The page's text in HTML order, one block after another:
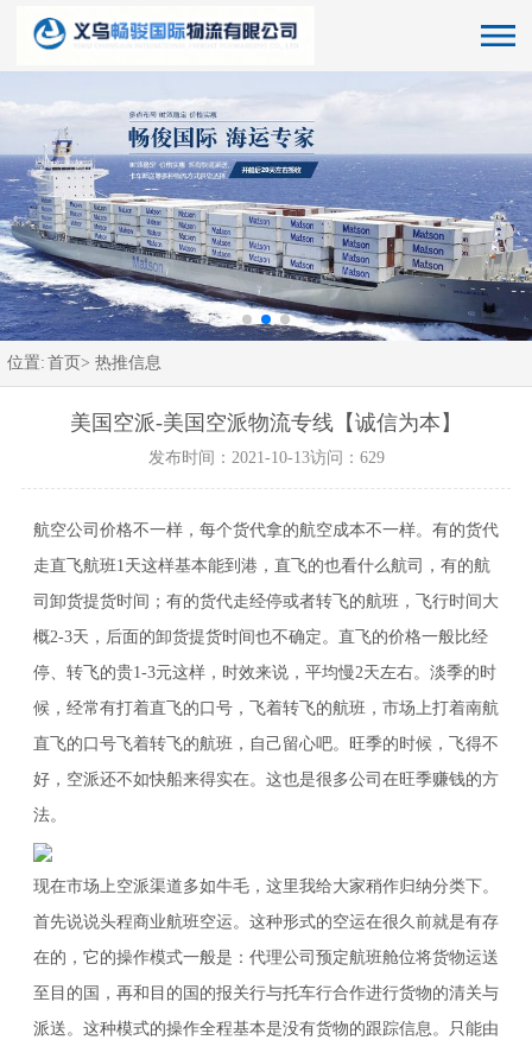
位置: 首页> 热推信息
美国空派-美国空派物流专线【诚信为本】
发布时间：2021-10-13访问：629
航空公司价格不一样，每个货代拿的航空成本不一样。有的货代
走直飞航班1天这样基本能到港，直飞的也看什么航司，有的航
司卸货提货时间；有的货代走经停或者转飞的航班，飞行时间大
概2-3天，后面的卸货提货时间也不确定。直飞的价格一般比经
停、转飞的贵1-3元这样，时效来说，平均慢2天左右。淡季的时
候，经常有打着直飞的口号，飞着转飞的航班，市场上打着南航
直飞的口号飞着转飞的航班，自己留心吧。旺季的时候，飞得不
好，空派还不如快船来得实在。这也是很多公司在旺季赚钱的方
法。
现在市场上空派渠道多如牛毛，这里我给大家稍作归纳分类下。
首先说说头程商业航班空运。这种形式的空运在很久前就是有存
在的，它的操作模式一般是：代理公司预定航班舱位将货物运送
至目的国，再和目的国的报关行与托车行合作进行货物的清关与
派送。这种模式的操作全程基本是没有货物的跟踪信息。只能由